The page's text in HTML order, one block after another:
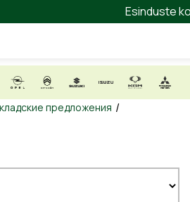
Esinduste
предложения /